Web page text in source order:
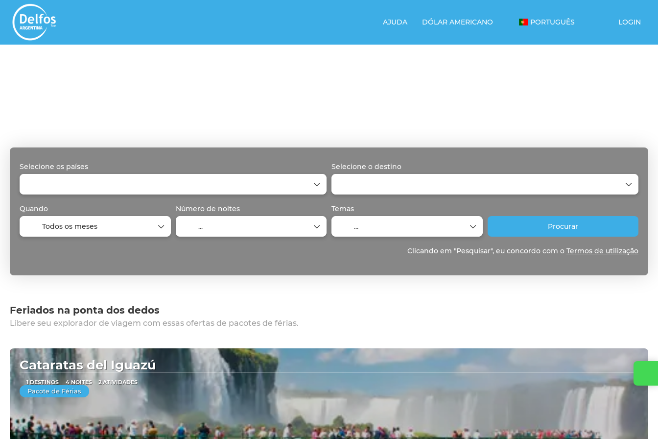
AJUDA DÓLAR AMERICANO PORTUGUÊS LOGIN
Selecione os países Selecione o destino
Quando Número de noites
Temas
Procurar
Clicando em "Pesquisar", eu concordo com o Termos de utilização
Feriados na ponta dos dedos
Libere seu explorador de viagem com essas ofertas de pacotes de férias.
Cataratas del Iguazú
1 DESTINOS 4 NOITES 2 ATIVIDADES
Pacote de Férias
Entre em contato conosco